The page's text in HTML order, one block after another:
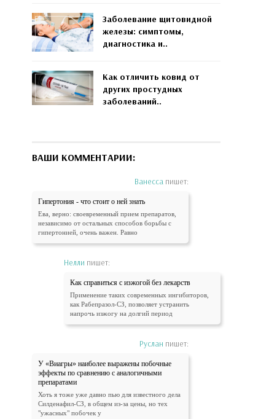
Заболевание щитовидной
железы: симптомы,
диагностика и..
Как отличить ковид от
других простудных
заболеваний..
ВАШИ КОММЕНТАРИИ:
Ванесса пишет:
Гипертония - что стоит о ней знать
Ева, верно: своевременный прием препаратов,
независимо от остальных способов борьбы с
гипертонией, очень важен. Равно
Нелли пишет:
Как справиться с изжогой без лекарств
Применение таких современных ингибиторов,
как Рабепразол-СЗ, позволяет устранить
напрочь изжогу на долгий период
Руслан пишет:
У «Виагры» наиболее выражены побочные
эффекты по сравнению с аналогичными
препаратами
Хоть я тоже уже давно пью для известного дела
Силденафил-СЗ, в общем из-за цены, но тех
"ужасных" побочек у